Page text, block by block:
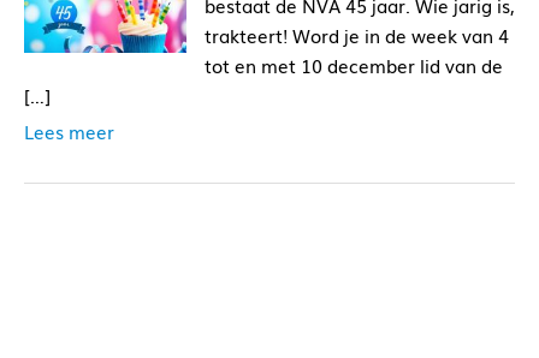
trakteert! Word je in de week van 4
tot en met 10 december lid van de
[…]
Lees meer